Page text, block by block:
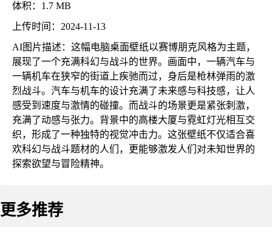
体积：1.7 MB
上传时间：2024-11-13
AI图片描述：这幅电脑桌面壁纸以赛博朋克风格为主题，
展现了一个充满科幻与战斗的世界。画面中，一辆汽车与
一辆机车在狭窄的街道上疾驰而过，身后是枪林弹雨的激
烈战斗。汽车与机车的设计充满了未来感与科技感，让人
感受到速度与激情的碰撞。而战斗的场景更是紧张刺激，
充满了动感与张力。背景中的高楼大厦与霓虹灯光相互交
织，形成了一种独特的视觉冲击力。这张壁纸不仅适合喜
欢科幻与战斗题材的人们，更能够激发人们对未知世界的
探索欲望与冒险精神。
更多推荐